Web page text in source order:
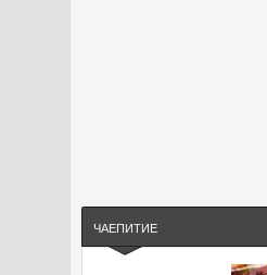
ЧАЕПИТИЕ